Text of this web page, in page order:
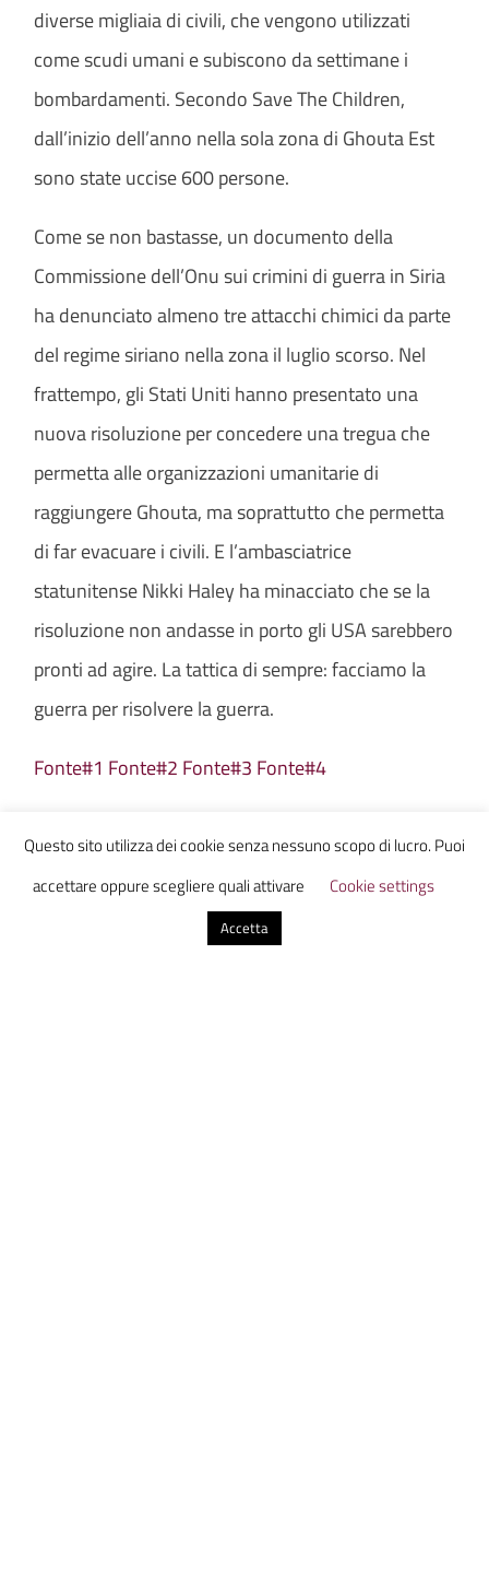
diverse migliaia di civili, che vengono utilizzati
come scudi umani e subiscono da settimane i
bombardamenti. Secondo Save The Children,
dall’inizio dell’anno nella sola zona di Ghouta Est
sono state uccise 600 persone.
Come se non bastasse, un documento della
Commissione dell’Onu sui crimini di guerra in Siria
ha denunciato almeno tre attacchi chimici da parte
del regime siriano nella zona il luglio scorso. Nel
frattempo, gli Stati Uniti hanno presentato una
nuova risoluzione per concedere una tregua che
permetta alle organizzazioni umanitarie di
raggiungere Ghouta, ma soprattutto che permetta
di far evacuare i civili. E l’ambasciatrice
statunitense Nikki Haley ha minacciato che se la
risoluzione non andasse in porto gli USA sarebbero
pronti ad agire. La tattica di sempre: facciamo la
guerra per risolvere la guerra.
Fonte#1 Fonte#2 Fonte#3 Fonte#4
La partita per l’assegnazione dell’Agenzia europea
per i medicinali, che cerca nuova casa dopo Brexit,
Questo sito utilizza dei cookie senza nessuno scopo di lucro. Puoi
accettare oppure scegliere quali attivare
Cookie settings
Accetta